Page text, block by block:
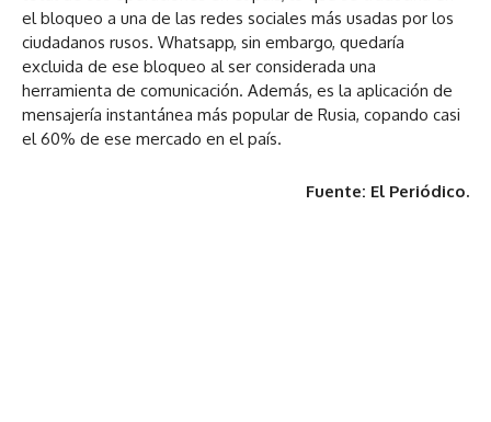
el bloqueo a una de las redes sociales más usadas por los
ciudadanos rusos. Whatsapp, sin embargo, quedaría
excluida de ese bloqueo al ser considerada una
herramienta de comunicación. Además, es la aplicación de
mensajería instantánea más popular de Rusia, copando casi
el 60% de ese mercado en el país.
Fuente: El Periódico.